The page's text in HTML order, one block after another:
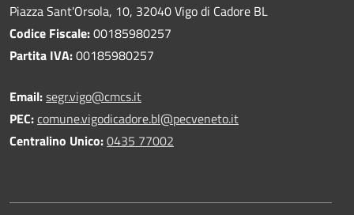
Piazza Sant'Orsola, 10, 32040 Vigo di Cadore BL
Codice Fiscale:00185980257
Partita IVA:00185980257
Email:segr.vigo@cmcs.it
PEC:comune.vigodicadore.bl@pecveneto.it
Centralino Unico:0435 77002